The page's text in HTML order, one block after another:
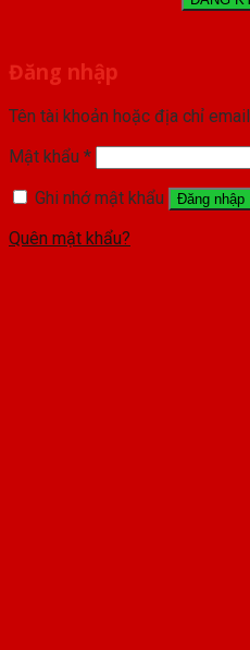
Đăng nhập
Tên tài khoản hoặc địa chỉ email
Mật khẩu *
Ghi nhớ mật khẩu
Đăng nhập
Quên mật khẩu?